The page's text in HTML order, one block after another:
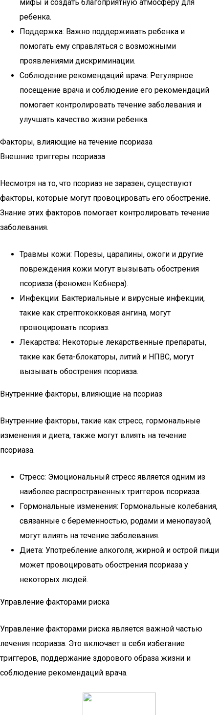
мифы и создать благоприятную атмосферу для
ребенка.
Поддержка: Важно поддерживать ребенка и
помогать ему справляться с возможными
проявлениями дискриминации.
Соблюдение рекомендаций врача: Регулярное
посещение врача и соблюдение его рекомендаций
помогает контролировать течение заболевания и
улучшать качество жизни ребенка.
Факторы, влияющие на течение псориаза
Внешние триггеры псориаза
Несмотря на то, что псориаз не заразен, существуют
факторы, которые могут провоцировать его обострение.
Знание этих факторов помогает контролировать течение
заболевания.
Травмы кожи: Порезы, царапины, ожоги и другие
повреждения кожи могут вызывать обострения
псориаза (феномен Кебнера).
Инфекции: Бактериальные и вирусные инфекции,
такие как стрептококковая ангина, могут
провоцировать псориаз.
Лекарства: Некоторые лекарственные препараты,
такие как бета-блокаторы, литий и НПВС, могут
вызывать обострения псориаза.
Внутренние факторы, влияющие на псориаз
Внутренние факторы, такие как стресс, гормональные
изменения и диета, также могут влиять на течение
псориаза.
Стресс: Эмоциональный стресс является одним из
наиболее распространенных триггеров псориаза.
Гормональные изменения: Гормональные колебания,
связанные с беременностью, родами и менопаузой,
могут влиять на течение заболевания.
Диета: Употребление алкоголя, жирной и острой пищи
может провоцировать обострения псориаза у
некоторых людей.
Управление факторами риска
Управление факторами риска является важной частью
лечения псориаза. Это включает в себя избегание
триггеров, поддержание здорового образа жизни и
соблюдение рекомендаций врача.